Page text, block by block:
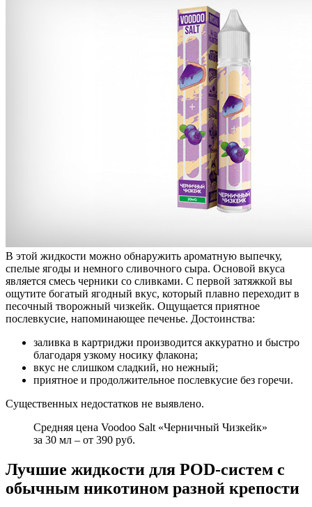
В этой жидкости можно обнаружить ароматную выпечку,
спелые ягоды и немного сливочного сыра. Основой вкуса
является смесь черники со сливками. С первой затяжкой вы
ощутите богатый ягодный вкус, который плавно переходит в
песочный творожный чизкейк. Ощущается приятное
послевкусие, напоминающее печенье. Достоинства:
заливка в картриджи производится аккуратно и быстро
благодаря узкому носику флакона;
вкус не слишком сладкий, но нежный;
приятное и продолжительное послевкусие без горечи.
Существенных недостатков не выявлено.
Средняя цена Voodoo Salt «Черничный Чизкейк»
за 30 мл – от 390 руб.
Лучшие жидкости для POD-систем с
обычным никотином разной крепости